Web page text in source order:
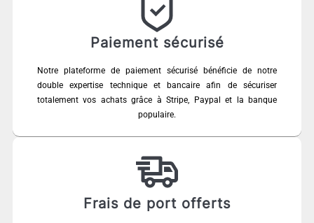
Paiement sécurisé
Notre plateforme de paiement sécurisé bénéficie de notre
double expertise technique et bancaire afin de sécuriser
totalement vos achats grâce à Stripe, Paypal et la banque
populaire.
Frais de port offerts